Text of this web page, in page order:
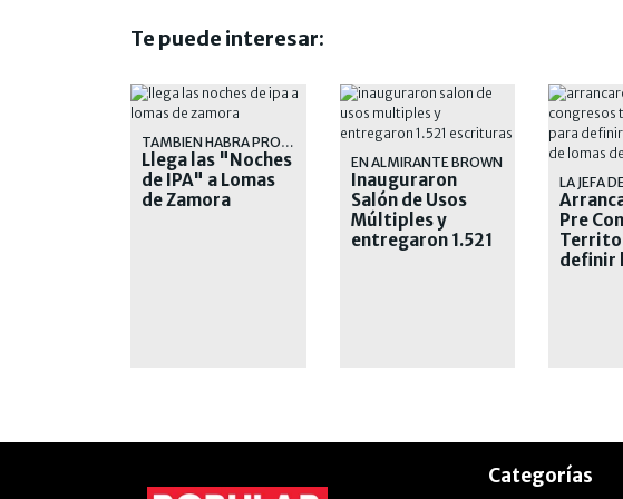
Te puede interesar:
TAMBIEN HABRA PROMOCIONES EN COMIDAS
Llega las "Noches
de IPA" a Lomas
de Zamora
EN ALMIRANTE BROWN
Inauguraron
Salón de Usos
Múltiples y
entregaron 1.521
Pre
definir
Categorías